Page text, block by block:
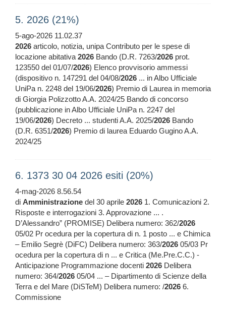
5. 2026 (21%)
5-ago-2026 11.02.37
2026 articolo, notizia, unipa Contributo per le spese di
locazione abitativa2026 Bando (D.R. 7263/2026 prot.
123550 del 01/07/2026) Elenco provvisorio ammessi
(dispositivo n. 147291 del 04/08/2026 ... in Albo Ufficiale
UniPa n. 2248 del 19/06/2026) Premio di Laurea in memoria
di Giorgia Polizzotto A.A. 2024/25 Bando di concorso
(pubblicazione in Albo Ufficiale UniPa n. 2247 del
19/06/2026) Decreto ... studenti A.A. 2025/2026 Bando
(D.R. 6351/2026) Premio di laurea Eduardo Gugino A.A.
2024/25
6. 1373 30 04 2026 esiti (20%)
4-mag-2026 8.56.54
di Amministrazione del 30 aprile 2026 1. Comunicazioni 2.
Risposte e interrogazioni 3. Approvazione ... .
D’Alessandro” (PROMISE) Delibera numero: 362/2026
05/02 Pr ocedura per la copertura di n. 1 posto ... e Chimica
– Emilio Segrè (DiFC) Delibera numero: 363/2026 05/03 Pr
ocedura per la copertura di n ... e Critica (Me.Pre.C.C.) -
Anticipazione Programmazione docenti 2026 Delibera
numero: 364/2026 05/04 ... – Dipartimento di Scienze della
Terra e del Mare (DiSTeM) Delibera numero: /2026 6.
Commissione